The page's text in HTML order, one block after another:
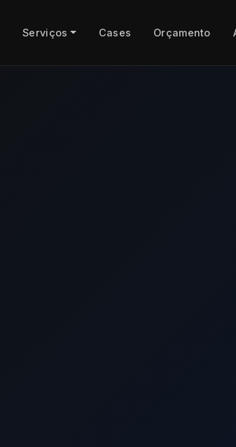
Serviços Cases Orçamento